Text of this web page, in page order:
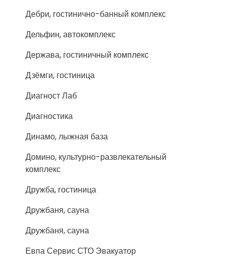
Дебри, гостинично-банный комплекс
Дельфин, автокомплекс
Держава, гостиничный комплекс
Дзёмги, гостиница
Диагност Лаб
Диагностика
Динамо, лыжная база
Домино, культурно-развлекательный
комплекс
Дружба, гостиница
Дружбаня, сауна
Дружбаня, сауна
Евпа Сервис СТО Эвакуатор